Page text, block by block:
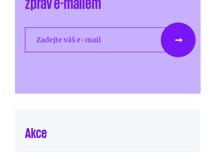
Zadejte váš e-mail
Akce